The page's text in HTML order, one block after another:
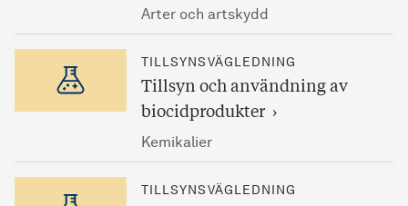
Arter och artskydd
TILLSYNSVÄGLEDNING
Tillsyn och användning av
biocidprodukter
Kemikalier
TILLSYNSVÄGLEDNING